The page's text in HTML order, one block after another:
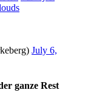
July 6,
ganze Rest